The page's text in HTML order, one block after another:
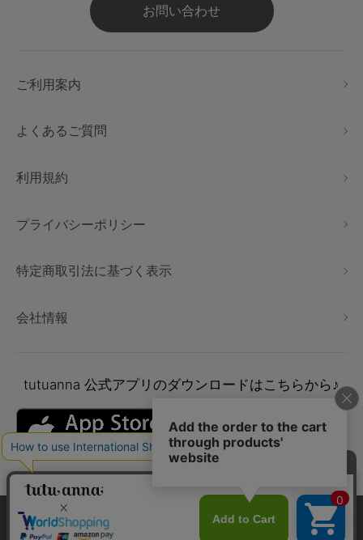
お問い合わせ
ご利用案内
よくあるご質問
利用規約
プライバシーポリシー
特定商取引法に基づく表示
会社情報
tutuanna 公式アプリのダウンロードはこちらから♪
本サイトでは、より快適にご利用いただけるようCookieを利用し
ています。詳細については
プライバシポリシー をご確認くださ